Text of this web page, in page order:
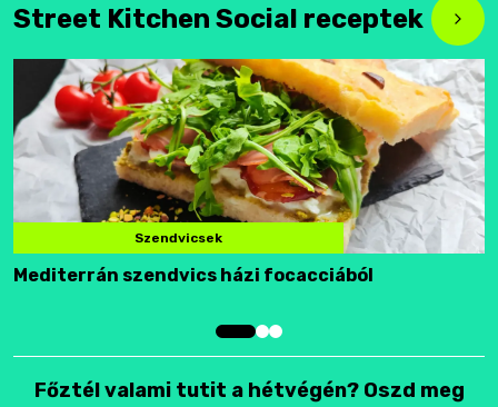
Street Kitchen Social receptek
Szendvicsek
Mediterrán szendvics házi focacciából
Főztél valami tutit a hétvégén? Oszd meg